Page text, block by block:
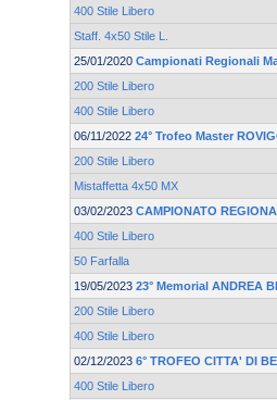
400 Stile Libero
Staff. 4x50 Stile L.
25/01/2020 Campionati Regionali
200 Stile Libero
400 Stile Libero
06/11/2022 24° Trofeo Master
200 Stile Libero
Mistaffetta 4x50 MX
03/02/2023 CAMPIONATO
400 Stile Libero
50 Farfalla
19/05/2023 23° Memorial ANDREA
200 Stile Libero
400 Stile Libero
02/12/2023 6° TROFEO CITTA' DI
400 Stile Libero